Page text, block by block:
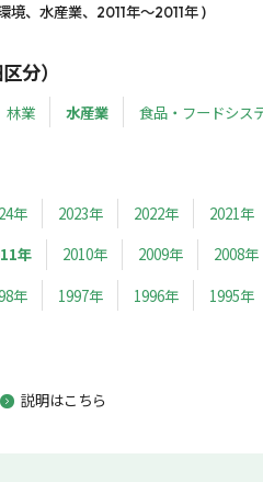
境、水産業、2011年～2011年 )
分）
林業 水産業 食品・フードシス
年 2023年 2022年 2021年
年 2010年 2009年 2008年
年 1997年 1996年 1995年
説明はこちら